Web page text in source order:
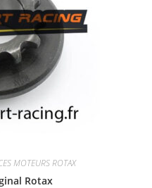
MOTEURS ROTAX
Rotax